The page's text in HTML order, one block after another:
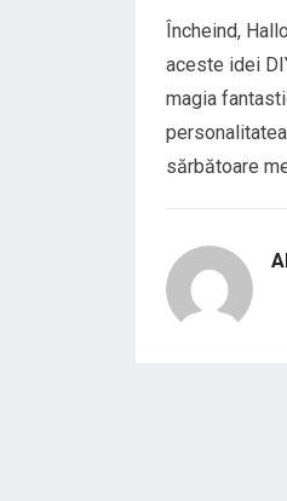
Încheind,
aceste idei
magia
sărbătoare